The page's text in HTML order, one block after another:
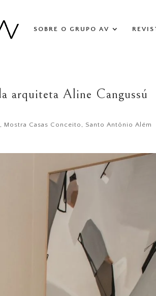
SOBRE O GRUPO AV
arquiteta Aline Cangussú
, Mostra Casas Conceito , Santo Antônio Além